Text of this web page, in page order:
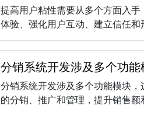
提高用户粘性需要从多个方面入
体验、强化用户互动、建立信任
分销系统开发涉及多个功
分销系统开发涉及多个功能模块
的分销、推广和管理，提升销售